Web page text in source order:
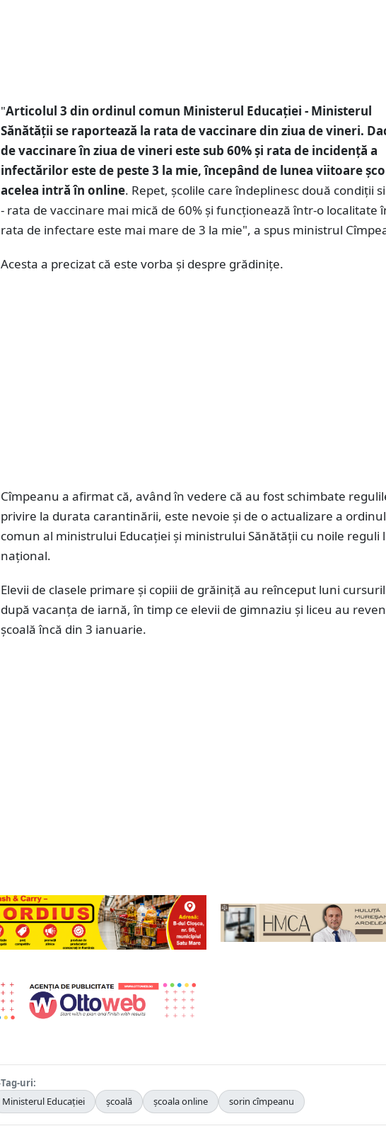
"Articolul 3 din ordinul comun Ministerul Educaţiei - Ministerul
Sănătăţii se raportează la rata de vaccinare din ziua de vineri.
de vaccinare în ziua de vineri este sub 60% şi rata de incidenţă a
infectărilor este de peste 3 la mie, începând de lunea viitoare
acelea intră în online. Repet, şcolile care îndeplinesc două condiţii
- rata de vaccinare mai mică de 60% şi funcţionează într-o localitate
rata de infectare este mai mare de 3 la mie", a spus ministrul
Acesta a precizat că este vorba şi despre grădiniţe.
Cîmpeanu a afirmat că, având în vedere că au fost schimbate
privire la durata carantinării, este nevoie şi de o actualizare a
comun al ministrului Educaţiei şi ministrului Sănătăţii cu noile reguli
naţional.
Elevii de clasele primare și copiii de grăiniță au reînceput luni
după vacanța de iarnă, în timp ce elevii de gimnaziu și liceu au
școală încă din 3 ianuarie.
Tag-uri:
Ministerul Educației
școală școala online sorin cîmpeanu